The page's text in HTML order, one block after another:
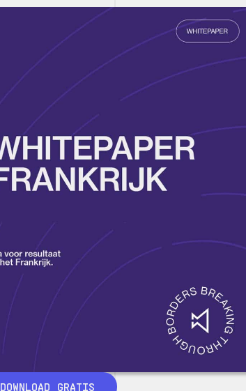
DOWNLOAD GRATIS